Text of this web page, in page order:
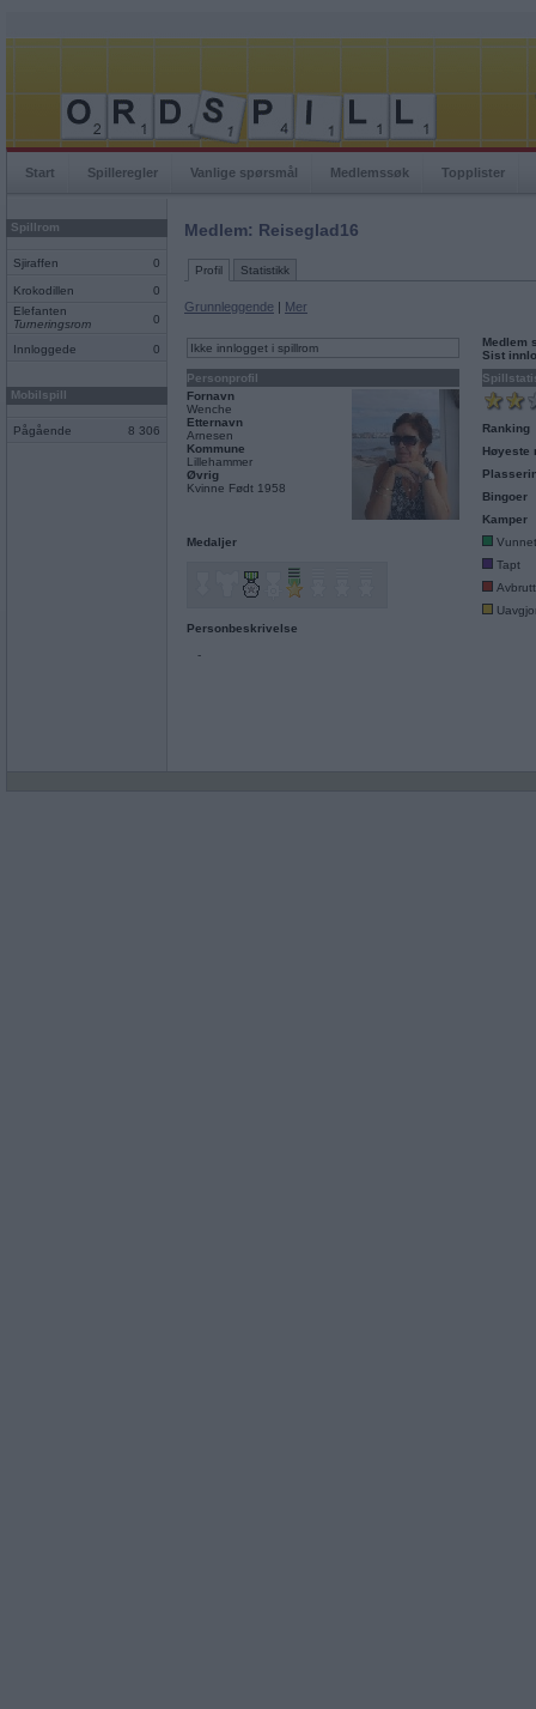
Start Spilleregler Vanlige spørsmål Medlemssøk Topplister
Spillrom
Sjiraffen 0
Krokodillen
0
Elefanten
Turneringsrom
0
Innloggede 0
Mobilspill
Pågående 8 306
Medlem: Reiseglad16
Profil Statistikk
Grunnleggende | Mer
Ikke innlogget i spillrom
Personprofil
Fornavn
Wenche
Etternavn
Arnesen
Kommune
Lillehammer
Øvrig
Kvinne Født 1958
Medaljer
Personbeskrivelse
-
Medlem
Sist
Ranking
Høyeste
Bingoer
Kamper
Vunnet
Tapt
Avbrutt